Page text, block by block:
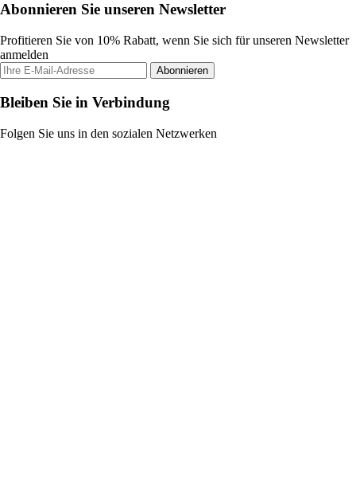
Abonnieren Sie unseren Newsletter
Profitieren Sie von 10% Rabatt, wenn Sie sich für unseren Newsletter
anmelden
Abonnieren
Bleiben Sie in Verbindung
Folgen Sie uns in den sozialen Netzwerken